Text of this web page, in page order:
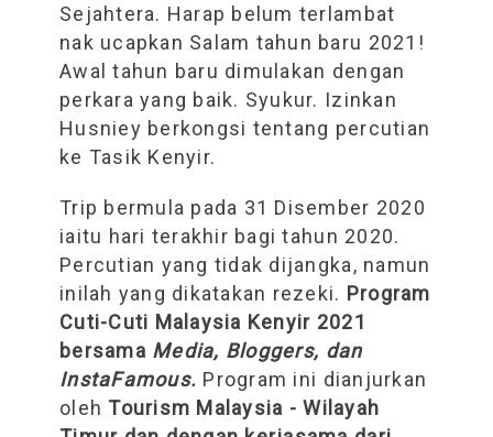
Sejahtera. Harap belum terlambat
nak ucapkan Salam tahun baru 2021!
Awal tahun baru dimulakan dengan
perkara yang baik. Syukur. Izinkan
Husniey berkongsi tentang percutian
ke Tasik Kenyir.
Trip bermula pada 31 Disember 2020
iaitu hari terakhir bagi tahun 2020.
Percutian yang tidak dijangka, namun
inilah yang dikatakan rezeki. Program
Cuti-Cuti Malaysia Kenyir 2021
bersama Media, Bloggers, dan
InstaFamous. Program ini dianjurkan
oleh Tourism Malaysia - Wilayah